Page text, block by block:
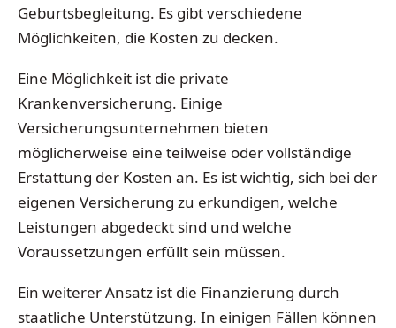
Geburtsbegleitung. Es gibt verschiedene
Möglichkeiten, die Kosten zu decken.
Eine Möglichkeit ist die private
Krankenversicherung. Einige
Versicherungsunternehmen bieten
möglicherweise eine teilweise oder vollständige
Erstattung der Kosten an. Es ist wichtig, sich bei der
eigenen Versicherung zu erkundigen, welche
Leistungen abgedeckt sind und welche
Voraussetzungen erfüllt sein müssen.
Ein weiterer Ansatz ist die Finanzierung durch
staatliche Unterstützung. In einigen Fällen können